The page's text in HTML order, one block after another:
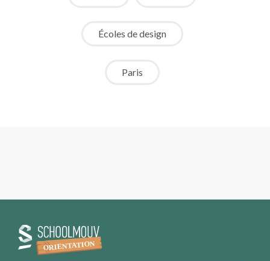
Écoles de design
Paris